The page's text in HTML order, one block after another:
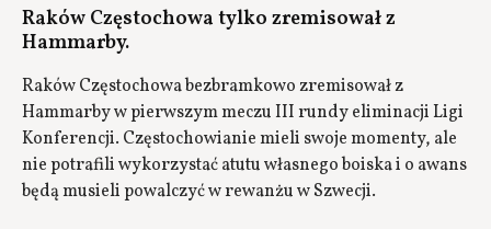
Raków Częstochowa tylko zremisował z
Hammarby.
Raków Częstochowa bezbramkowo zremisował z
Hammarby w pierwszym meczu III rundy eliminacji Ligi
Konferencji. Częstochowianie mieli swoje momenty, ale
nie potrafili wykorzystać atutu własnego boiska i o awans
będą musieli powalczyć w rewanżu w Szwecji.